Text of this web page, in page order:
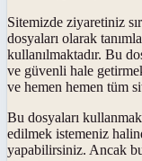
Sitemizde ziyaretiniz
dosyaları olarak
kullanılmaktadır. Bu
ve güvenli hale
ve hemen hemen tüm
Bu dosyaları
edilmek istemeniz
yapabilirsiniz. Ancak